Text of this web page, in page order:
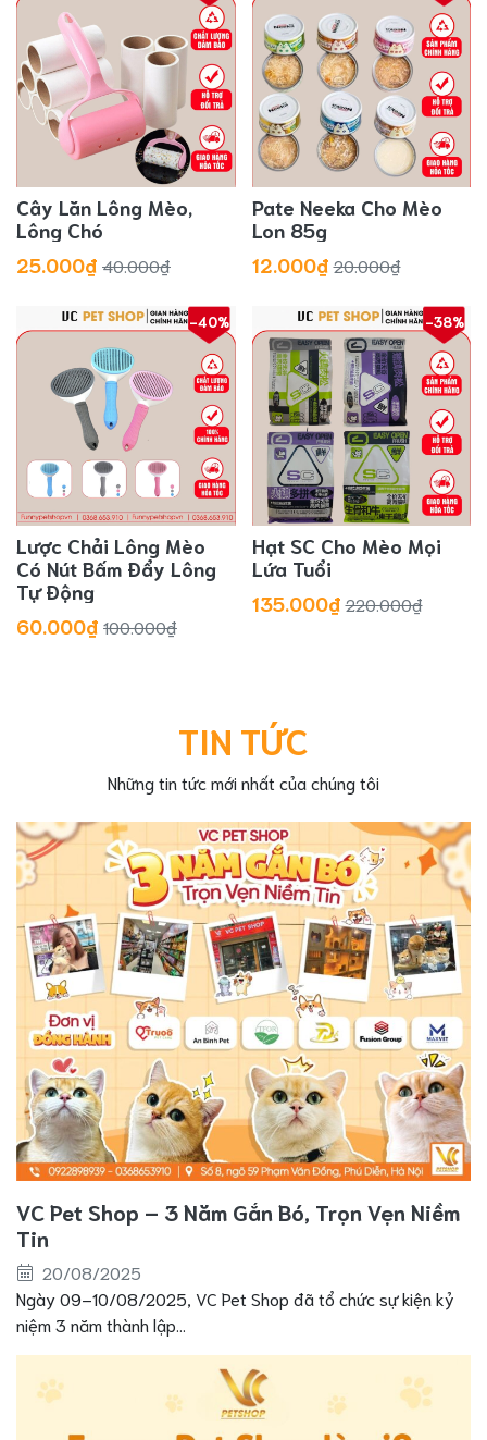
Cây Lăn Lông Mèo,
Lông Chó
25.000₫ 40.000₫
Pate Neeka Cho Mèo
Lon 85g
12.000₫ 20.000₫
-40%
Lược Chải Lông Mèo
Có Nút Bấm Đẩy Lông
Tự Động
60.000₫ 100.000₫
-38%
Hạt SC Cho Mèo Mọi
Lứa Tuổi
135.000₫ 220.000₫
TIN TỨC
Những tin tức mới nhất của chúng tôi
VC Pet Shop – 3 Năm Gắn Bó, Trọn Vẹn Niềm
Tin
20/08/2025
Ngày 09–10/08/2025, VC Pet Shop đã tổ chức sự kiện kỷ
niệm 3 năm thành lập...